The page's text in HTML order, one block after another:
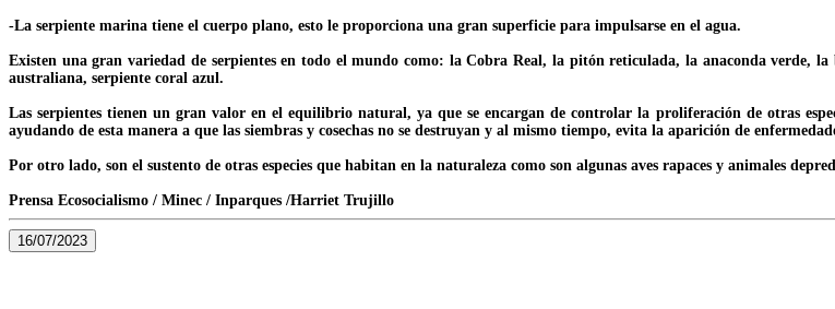
-La serpiente marina tiene el cuerpo plano, esto le proporciona una gran superficie para impulsarse en el agua.
Existen una gran variedad de serpientes en todo el mundo como: la Cobra Real, la pitón reticulada, la anaconda verde,
australiana, serpiente coral azul.
Las serpientes tienen un gran valor en el equilibrio natural, ya que se encargan de controlar la proliferación de otras
ayudando de esta manera a que las siembras y cosechas no se destruyan y al mismo tiempo, evita la aparición de
Por otro lado, son el sustento de otras especies que habitan en la naturaleza como son algunas aves rapaces y animales
Prensa Ecosocialismo / Minec / Inparques /Harriet Trujillo
16/07/2023